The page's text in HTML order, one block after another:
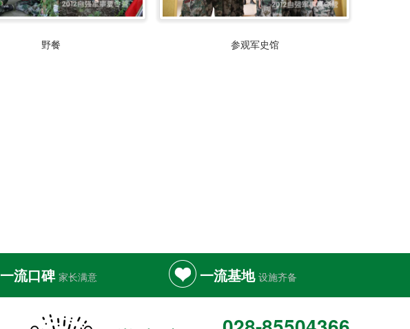
野餐 参观军史馆
一流口碑 家长满意 一流基地 设施齐备